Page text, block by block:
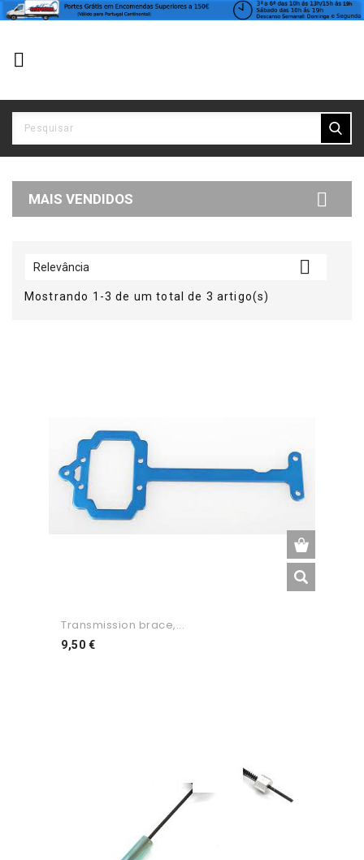

MAIS VENDIDOS 
Relevância 
Mostrando 1-3 de um total de 3 artigo(s)
Transmission brace,...
9,50 €Preço